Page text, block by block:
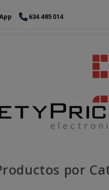
634 485 014
por